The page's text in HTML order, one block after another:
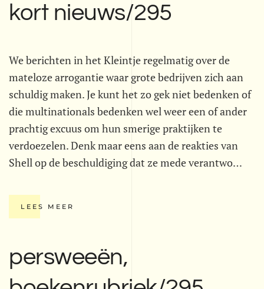
kort nieuws/295
We berichten in het Kleintje regelmatig over de
mateloze arrogantie waar grote bedrijven zich aan
schuldig maken. Je kunt het zo gek niet bedenken of
die multinationals bedenken wel weer een of ander
prachtig excuus om hun smerige praktijken te
verdoezelen. Denk maar eens aan de reakties van
Shell op de beschuldiging dat ze mede verantwo…
LEES MEER
persweeën,